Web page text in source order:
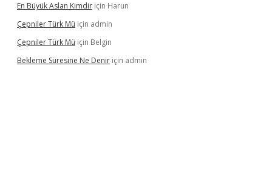
En Büyük Aslan Kimdir için Harun
Çepniler Türk Mü için admin
Çepniler Türk Mü için Belgin
Bekleme Süresine Ne Denir için admin